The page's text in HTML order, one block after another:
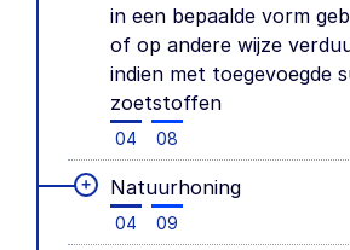
in een bepaalde vorm
of op andere wijze
indien met toegevoegde
zoetstoffen
04 08
+ Natuurhoning
04 09